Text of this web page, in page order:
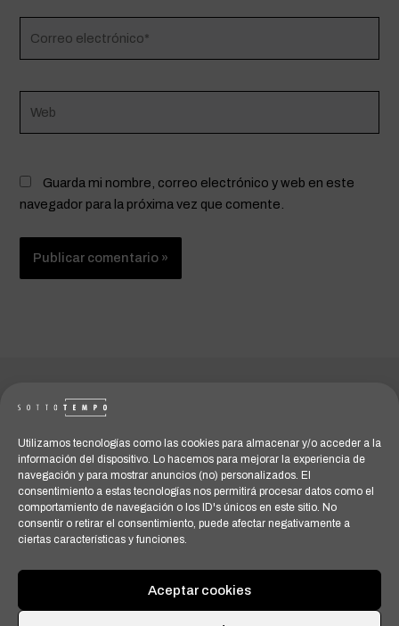
Utilizamos tecnologías como las cookies para almacenar y/o acceder a la
información del dispositivo. Lo hacemos para mejorar la experiencia de
navegación y para mostrar anuncios (no) personalizados. El
consentimiento a estas tecnologías nos permitirá procesar datos como el
comportamiento de navegación o los ID's únicos en este sitio. No
consentir o retirar el consentimiento, puede afectar negativamente a
ciertas características y funciones.
Aceptar cookies
Guarda mi nombre, correo electrónico y web en este
navegador para la próxima vez que comente.